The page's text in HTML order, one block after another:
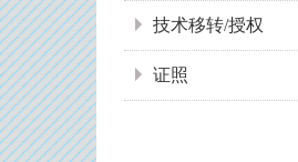
技术移转/授权
证照